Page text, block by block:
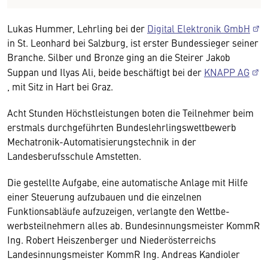
Lukas Hummer, Lehrling bei der Digital Elektronik GmbH
in St. Leonhard bei Salzburg, ist erster Bundessieger seiner
Branche. Silber und Bronze ging an die Steirer Jakob
Suppan und Ilyas Ali, beide beschäftigt bei der KNAPP AG
, mit Sitz in Hart bei Graz.
Acht Stunden Höchstleistungen boten die Teilnehmer beim
erstmals durchgeführten Bundes­lehrlingswettbewerb
Mechatronik-Automatisierungstechnik in der
Landesberufsschule Amstetten.
Die gestellte Aufgabe, eine automatische Anlage mit Hilfe
einer Steuerung aufzubauen und die einzelnen
Funktionsabläufe aufzuzeigen, verlangte den Wettbe­
werbsteilnehmern alles ab. Bundesinnungsmeister KommR
Ing. Robert Heiszenberger und Nieder­österreichs
Landesinnungsmeister KommR Ing. Andreas Kandioler